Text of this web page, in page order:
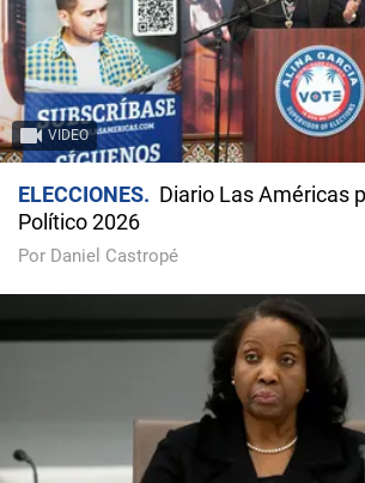
VIDEO
ELECCIONES
Diario Las Américas
Político 2026
Por Daniel Castropé